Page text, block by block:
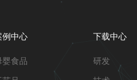
例中心
婴食品
下载中心
研发